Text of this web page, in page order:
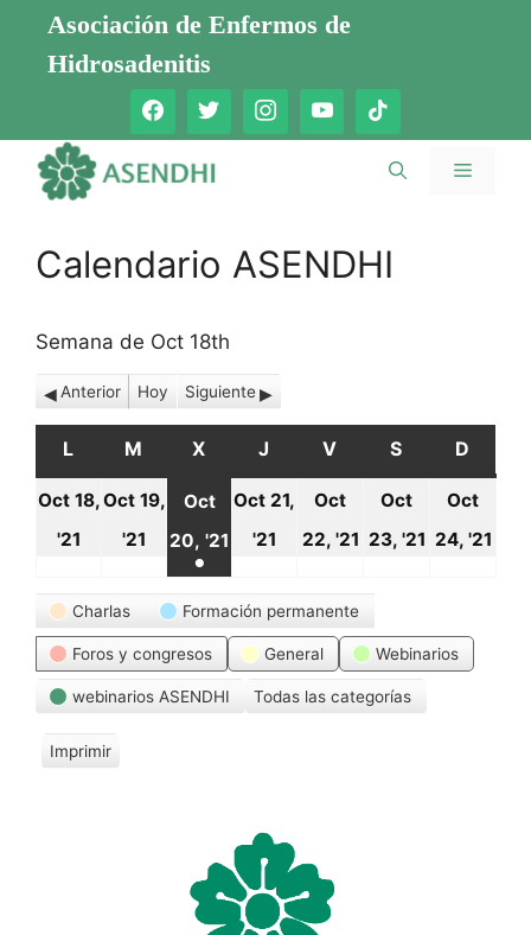
Saltar
contenido
Asociación de Enfermos de
Hidrosadenitis
Menú
Calendario ASENDHI
Semana de Oct 18th
Anterior Hoy Siguiente
L LUNES
M MARTES
X MIÉRCOLES
J JUEVES
V VIERNES
S SÁBADO
D
Oct 18,
'21
octubre,
2021
Oct 19,
'21
19
octubre,
2021
Oct
20, '21
20
octubre,
2021
●
(1
event)
Oct 21,
'21
21
2021
Oct
22, '21 22
2021
Oct
23, '21 23
Oct
24, '21
Categorías
Charlas Formación permanente
Foros y congresos General Webinarios
webinarios ASENDHI Todas las categorías
Imprimir
V